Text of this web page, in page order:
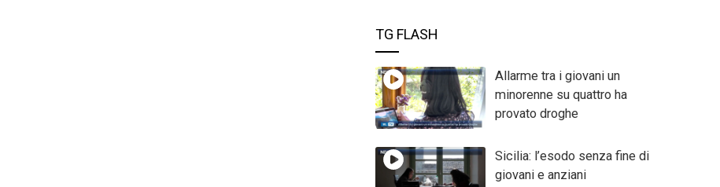
TG FLASH
Allarme tra i giovani un
minorenne su quattro ha
provato droghe
Sicilia: l’esodo senza fine di
giovani e anziani